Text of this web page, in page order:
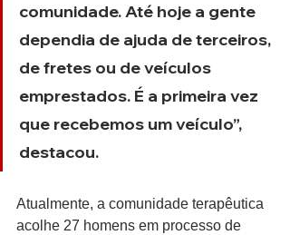
comunidade. Até hoje a gente
dependia de ajuda de terceiros,
de fretes ou de veículos
emprestados. É a primeira vez
que recebemos um veículo”,
destacou.
Atualmente, a comunidade terapêutica
acolhe 27 homens em processo de